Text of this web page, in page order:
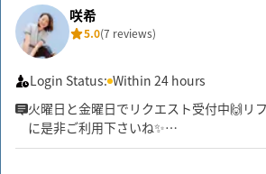
足の浮腫み
末端冷え性
お客様の身体に合った施術でメニューをご
て頂きます👏
小さなお子さまやペットが居るお宅も歓迎
咲希
5.0(7 reviews)
Login Status: Within 24 hours
火曜日と金曜日でリクエスト受付中🙌リ
に是非ご利用下さいね✨
肩こり🍀腰痛🍀眼精疲労🍀足つぼ🐾オイ